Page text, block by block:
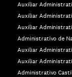
Auxiliar
Auxiliar
Auxiliar
Administrativo de
Auxiliar
Auxiliar
Administrativo